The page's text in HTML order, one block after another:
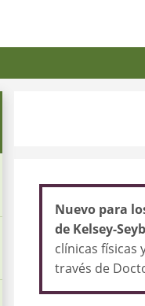
Nuevo para
de Kelsey-
clínicas físicas
través de